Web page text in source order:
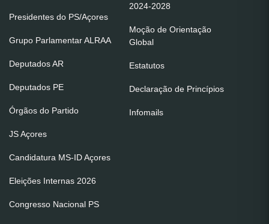
Presidentes do PS/Açores
Grupo Parlamentar ALRAA
Deputados AR
Deputados PE
Órgãos do Partido
JS Açores
Candidatura MS-ID Açores
Eleições Internas 2026
Congresso Nacional PS
2024-2028
Moção de Orientação
Global
Estatutos
Declaração de Princípios
Infomails